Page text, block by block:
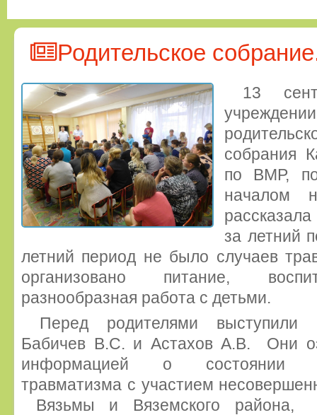
Родительское
13
собрания
по ВМР,
началом
за летний
летний период не было случаев
организовано питание,
разнообразная работа с детьми.
Перед родителями выступили
Бабичев В.С. и Астахов А.В. Они
информацией о состоянии
травматизма с участием
Вязьмы и Вяземского района,